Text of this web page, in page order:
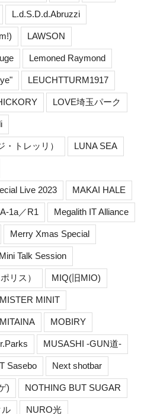
L.d.S.D.d.Abruzzi
LAWSON
Lemoned Raymond
LEUCHTTURM1917
LOVE埼玉パーク
・トレッリ） LUNA SEA
Live 2023 MAKAI HALE
1a／R1 Megalith IT Alliance
Merry Xmas Special
Mini Talk Session
リス） MIQ(旧MIO)
MISTER MINIT
MITAINA MOBIRY
MUSASHI -GUN道-
Sasebo Next shotbar
) NOTHING BUT SUGAR
ル NURO光